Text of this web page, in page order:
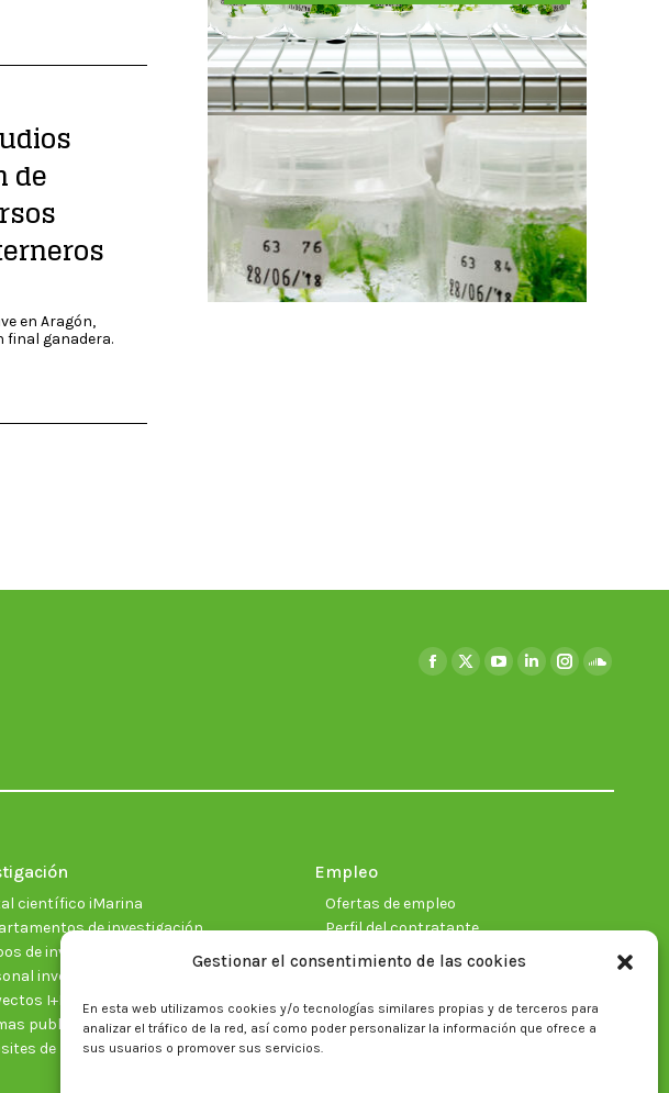
Gestionar el consentimiento de las cookies
En esta web utilizamos cookies y/o tecnologías similares propias y de terceros para
analizar el tráfico de la red, así como poder personalizar la información que ofrece a
sus usuarios o promover sus servicios.
de
en Aragón,
final ganadera.
Facebook
new
X
new
YouTube
new
Linkedin
new
Instagram
new new
científico iMarina
de investigación
de investigación
investigador
I+D+I vigentes
publicaciones científicas
de proyectos
Empleo
Ofertas de empleo
Perfil del contratante